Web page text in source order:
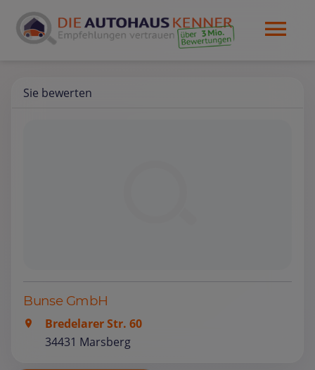
Sie bewerten
Bunse GmbH
Bredelarer Str. 60
34431 Marsberg